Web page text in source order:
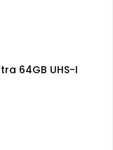
64GB UHS-I